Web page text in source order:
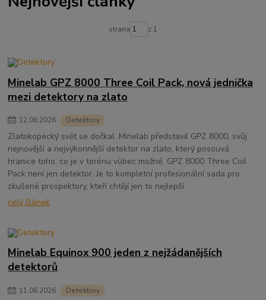
strana z 1
Minelab GPZ 8000 Three Coil Pack, nová jednička
mezi detektory na zlato
12.06.2026 Detektory
Zlatokopecký svět se dočkal. Minelab představil GPZ 8000, svůj
nejnovější a nejvýkonnější detektor na zlato, který posouvá
hranice toho, co je v terénu vůbec možné. GPZ 8000 Three Coil
Pack není jen detektor. Je to kompletní profesionální sada pro
zkušené prospektory, kteří chtějí jen to nejlepší
celý článek
Minelab Equinox 900 jeden z nejžádanějších
detektorů
11.06.2026 Detektory